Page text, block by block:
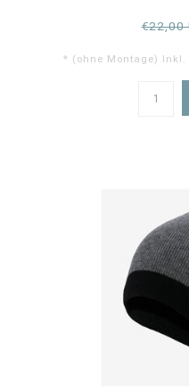
€22,00
* (ohne Montage) Inkl.